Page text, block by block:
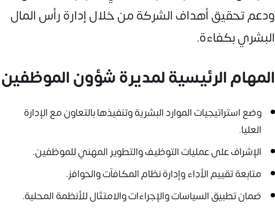
ودعم تحقيق أهداف الشركة من خلال إدارة رأس المال
البشري بكفاءة.
المهام الرئيسية لمديرة شؤون الموظفين
وضع استراتيجيات الموارد البشرية وتنفيذها بالتعاون مع الإدارة
العليا.
الإشراف على عمليات التوظيف والتطوير المهني للموظفين.
متابعة تقييم الأداء وإدارة نظام المكافآت والحوافز.
ضمان تطبيق السياسات والإجراءات والامتثال للأنظمة المحلية.